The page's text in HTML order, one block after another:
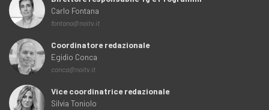
Carlo Fontana
fontana@noitv.it
Coordinatore redazionale
Egidio Conca
conca@noitv.it
Vice coordinatrice redazionale
Silvia Toniolo